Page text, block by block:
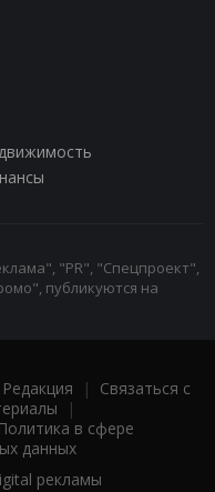
"PR", "Спецпроект",
публикуются на
Редакция | Связаться с
|
Политика в сфере
данных
рекламы